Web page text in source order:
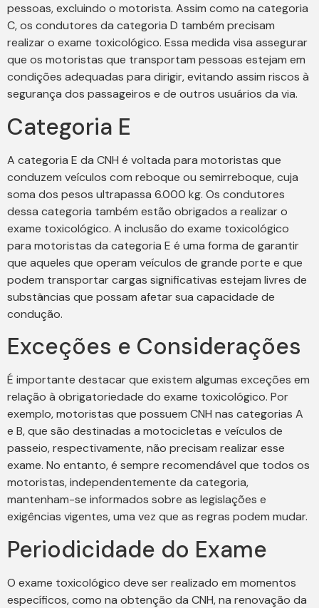
pessoas, excluindo o motorista. Assim como na categoria
C, os condutores da categoria D também precisam
realizar o exame toxicológico. Essa medida visa assegurar
que os motoristas que transportam pessoas estejam em
condições adequadas para dirigir, evitando assim riscos à
segurança dos passageiros e de outros usuários da via.
Categoria E
A categoria E da CNH é voltada para motoristas que
conduzem veículos com reboque ou semirreboque, cuja
soma dos pesos ultrapassa 6.000 kg. Os condutores
dessa categoria também estão obrigados a realizar o
exame toxicológico. A inclusão do exame toxicológico
para motoristas da categoria E é uma forma de garantir
que aqueles que operam veículos de grande porte e que
podem transportar cargas significativas estejam livres de
substâncias que possam afetar sua capacidade de
condução.
Exceções e Considerações
É importante destacar que existem algumas exceções em
relação à obrigatoriedade do exame toxicológico. Por
exemplo, motoristas que possuem CNH nas categorias A
e B, que são destinadas a motocicletas e veículos de
passeio, respectivamente, não precisam realizar esse
exame. No entanto, é sempre recomendável que todos os
motoristas, independentemente da categoria,
mantenham-se informados sobre as legislações e
exigências vigentes, uma vez que as regras podem mudar.
Periodicidade do Exame
O exame toxicológico deve ser realizado em momentos
específicos, como na obtenção da CNH, na renovação da